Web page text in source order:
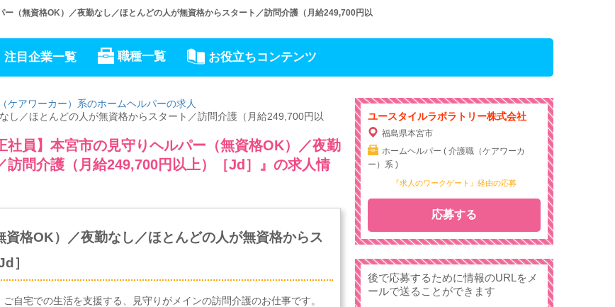
（無資格OK）／夜勤なし／ほとんどの人が無資格からスタート／訪問介護（月給249,700円以
注目企業一覧 職種一覧 お役立ちコンテンツ
ケアワーカー）系のホームヘルパーの求人
し／ほとんどの人が無資格からスタート／訪問介護（月給249,700円以
員】本宮市の見守りヘルパー（無資格OK）／夜勤
問介護（月給249,700円以上）［Jd］』の求人情
資格OK）／夜勤なし／ほとんどの人が無資格からス
］
自宅での生活を支援する、見守りがメインの訪問介護のお仕事です。
ユースタイルラボラトリー株式会社
福島県本宮市
ホームヘルパー ( 介護職（ケアワーカ
ー）系 )
『求人のワークゲート』経由の応募
応募する
後で応募するために情報のURLをメ
ールで送ることができます